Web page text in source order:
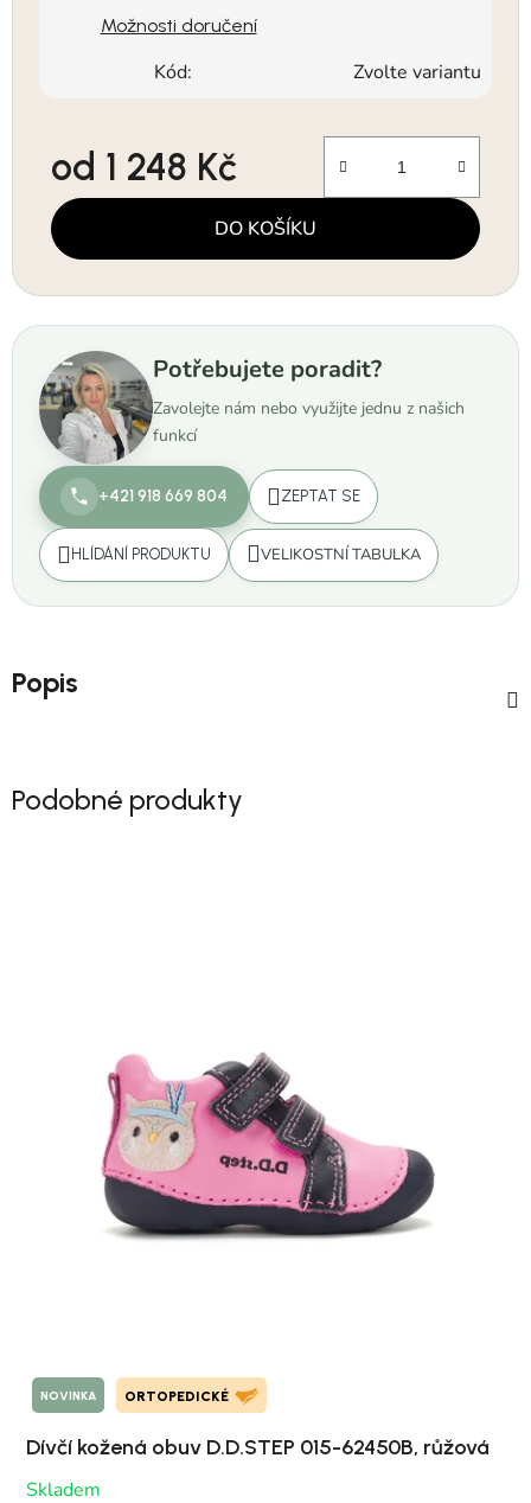
Možnosti doručení
Kód: Zvolte variantu
od 1 248 Kč
Měrná cena:
DO KOŠÍKU
Potřebujete poradit?
Zavolejte nám nebo využijte jednu z našich
funkcí
+421 918 669 804 ZEPTAT SE
HLÍDÁNÍ PRODUKTU VELIKOSTNÍ TABULKA
Popis
Podobné produkty
NOVINKA ORTOPEDICKÉ
Dívčí kožená obuv D.D.STEP 015-62450B, růžová
Skladem